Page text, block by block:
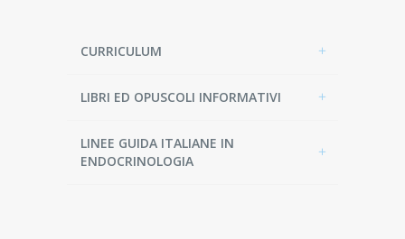
CURRICULUM
LIBRI ED OPUSCOLI INFORMATIVI
LINEE GUIDA ITALIANE IN
ENDOCRINOLOGIA